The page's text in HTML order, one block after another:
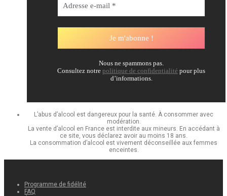
Nous ne spammons pas.
Consultez notre politique de confidentialité pour plus
d’informations.
L’abus d’alcool est dangereux pour la santé. À consommer avec
modération.
La vente d’alcool en France est interdite aux mineurs. En accédant à
ce site, vous déclarez avoir au moins 18 ans.
La consommation d’alcool est vivement déconseillée aux femmes
enceintes.
Programme de fidélité
FAQ